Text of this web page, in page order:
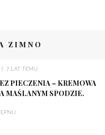
ZIMNO
7 LAT TEMU
PIECZENIA – KREMOWA
MAŚLANYM SPODZIE.